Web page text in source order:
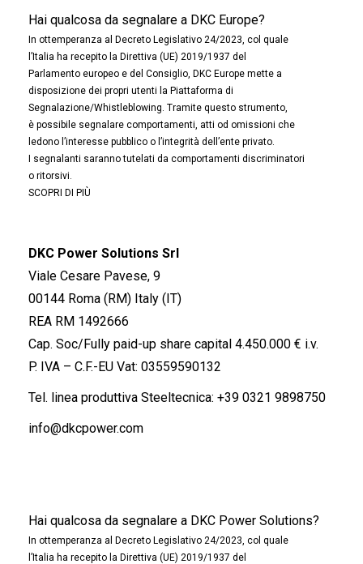
Hai qualcosa da segnalare a DKC Europe?
In ottemperanza al Decreto Legislativo 24/2023, col quale
l’Italia ha recepito la Direttiva (UE) 2019/1937 del
Parlamento europeo e del Consiglio, DKC Europe mette a
disposizione dei propri utenti la Piattaforma di
Segnalazione/Whistleblowing. Tramite questo strumento,
è possibile segnalare comportamenti, atti od omissioni che
ledono l’interesse pubblico o l’integrità dell’ente privato.
I segnalanti saranno tutelati da comportamenti discriminatori
o ritorsivi.
SCOPRI DI PIÙ
DKC Power Solutions Srl
Viale Cesare Pavese, 9
00144 Roma (RM) Italy (IT)
REA RM 1492666
Cap. Soc/Fully paid-up share capital 4.450.000 € i.v.
P. IVA – C.F.-EU Vat: 03559590132
Tel. linea produttiva Steeltecnica: +39 0321 9898750
info@dkcpower.com
Hai qualcosa da segnalare a DKC Power Solutions?
In ottemperanza al Decreto Legislativo 24/2023, col quale
l’Italia ha recepito la Direttiva (UE) 2019/1937 del